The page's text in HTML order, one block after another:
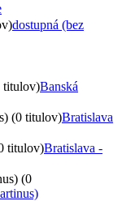
dostupná (bez
titulov)Banská
(0 titulov)Bratislava
titulov)Bratislava -
(0